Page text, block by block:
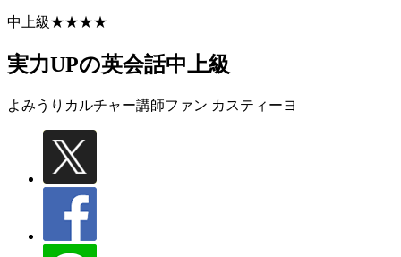
中上級★★★★
実力UPの英会話中上級
よみうりカルチャー講師ファン カスティーヨ